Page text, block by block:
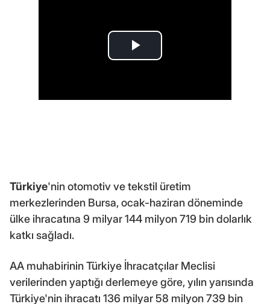
Türkiye'nin otomotiv ve tekstil üretim
merkezlerinden Bursa, ocak-haziran döneminde
ülke ihracatına 9 milyar 144 milyon 719 bin dolarlık
katkı sağladı.
AA muhabirinin Türkiye İhracatçılar Meclisi
verilerinden yaptığı derlemeye göre, yılın yarısında
Türkiye'nin ihracatı 136 milyar 58 milyon 739 bin